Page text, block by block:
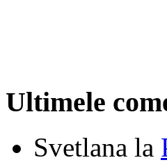
Ultimele
Svetlana la